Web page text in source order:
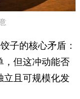
子的核心矛盾：
，但这冲动能否
立且可规模化发